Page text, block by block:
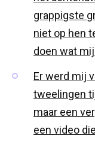
grappigste
niet op hen
doen wat
Er werd mij
tweelingen
maar een
een video